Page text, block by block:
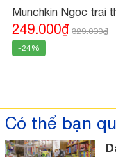
Munchkin Ngọc trai
249.000₫ 329.000₫
-24%
Có thể bạn